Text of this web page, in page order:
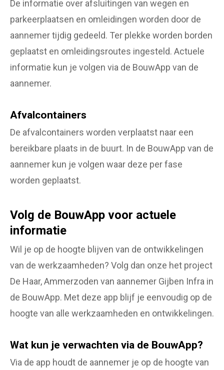
De informatie over afsluitingen van wegen en
parkeerplaatsen en omleidingen worden door de
aannemer tijdig gedeeld. Ter plekke worden borden
geplaatst en omleidingsroutes ingesteld. Actuele
informatie kun je volgen via de BouwApp van de
aannemer.
Afvalcontainers
De afvalcontainers worden verplaatst naar een
bereikbare plaats in de buurt. In de BouwApp van de
aannemer kun je volgen waar deze per fase
worden geplaatst.
Volg de BouwApp voor actuele
informatie
Wil je op de hoogte blijven van de ontwikkelingen
van de werkzaamheden? Volg dan onze het project
De Haar, Ammerzoden van aannemer Gijben Infra in
de BouwApp. Met deze app blijf je eenvoudig op de
hoogte van alle werkzaamheden en ontwikkelingen.
Wat kun je verwachten via de BouwApp?
Via de app houdt de aannemer je op de hoogte van